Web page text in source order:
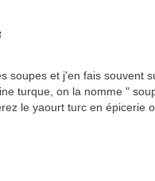
soupes et j'en fais souvent
turque, on la nomme "
le yaourt turc en épicerie